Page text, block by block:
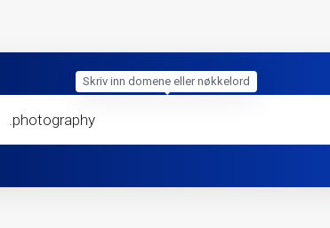
Skriv inn domene eller nøkkelord